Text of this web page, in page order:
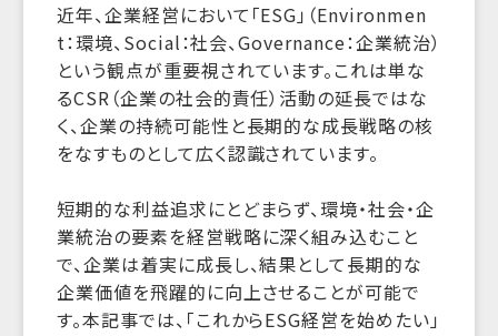
近年、企業経営において「ESG」（Environmen
t：環境、Social：社会、Governance：企業統治）
という観点が重要視されています。これは単な
るCSR（企業の社会的責任）活動の延長ではな
く、企業の持続可能性と長期的な成長戦略の核
をなすものとして広く認識されています。
短期的な利益追求にとどまらず、環境・社会・企
業統治の要素を経営戦略に深く組み込むこと
で、企業は着実に成長し、結果として長期的な
企業価値を飛躍的に向上させることが可能で
す。本記事では、「これからESG経営を始めたい」